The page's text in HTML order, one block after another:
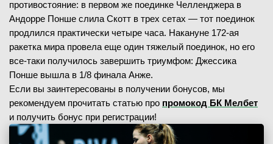
противостояние: в первом же поединке Челленджера в
Андорре Понше слила Скотт в трех сетах — тот поединок
продлился практически четыре часа. Накануне 172-ая
ракетка мира провела еще один тяжелый поединок, но его
все-таки получилось завершить триумфом: Джессика
Понше вышла в 1/8 финала Анже.
Если вы заинтересованы в получении бонусов, мы
рекомендуем прочитать статью про промокод БК Мелбет
и получить бонус при регистрации!